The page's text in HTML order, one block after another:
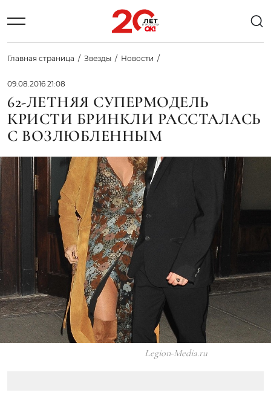
Главная страница Звезды Новости
09.08.2016 21:08
62-ЛЕТНЯЯ СУПЕРМОДЕЛЬ
КРИСТИ БРИНКЛИ РАССТАЛАСЬ
С ВОЗЛЮБЛЕННЫМ
Legion-Media.ru